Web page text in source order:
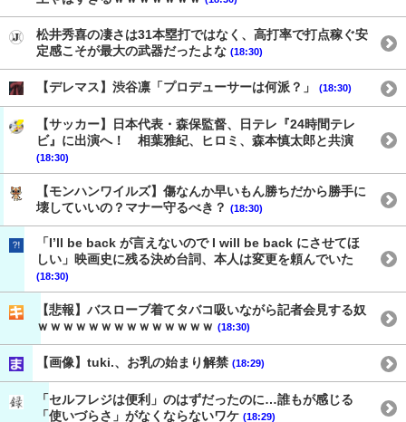
松井秀喜の凄さは31本塁打ではなく、高打率で打点稼ぐ安
定感こそが最大の武器だったよな (18:30)
【デレマス】渋谷凛「プロデューサーは何派？」 (18:30)
【サッカー】日本代表・森保監督、日テレ『24時間テレ
ビ』に出演へ！ 相葉雅紀、ヒロミ、森本慎太郎と共演
(18:30)
【モンハンワイルズ】傷なんか早いもん勝ちだから勝手に
壊していいの？マナー守るべき？ (18:30)
「I’ll be back が言えないので I will be back にさせてほ
しい」映画史に残る決め台詞、本人は変更を頼んでいた
(18:30)
【悲報】バスローブ着てタバコ吸いながら記者会見する奴
ｗｗｗｗｗｗｗｗｗｗｗｗｗｗ (18:30)
【画像】tuki.、お乳の始まり解禁 (18:29)
「セルフレジは便利」のはずだったのに…誰もが感じる
「使いづらさ」がなくならないワケ (18:29)